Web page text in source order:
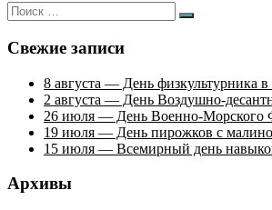
Искать:
Поиск
Свежие записи
8 августа — День физкультурника в
2 августа — День Воздушно-
26 июля — День Военно-Морского
19 июля — День пирожков с
15 июля — Всемирный день
Архивы